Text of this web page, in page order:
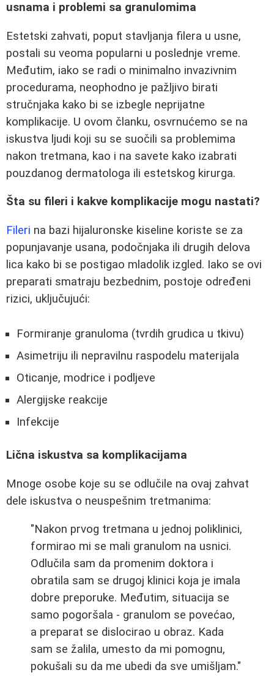
usnama i problemi sa granulomima
Estetski zahvati, poput stavljanja filera u usne,
postali su veoma popularni u poslednje vreme.
Međutim, iako se radi o minimalno invazivnim
procedurama, neophodno je pažljivo birati
stručnjaka kako bi se izbegle neprijatne
komplikacije. U ovom članku, osvrnućemo se na
iskustva ljudi koji su se suočili sa problemima
nakon tretmana, kao i na savete kako izabrati
pouzdanog dermatologa ili estetskog kirurga.
Šta su fileri i kakve komplikacije mogu nastati?
Fileri na bazi hijaluronske kiseline koriste se za
popunjavanje usana, podočnjaka ili drugih delova
lica kako bi se postigao mladolik izgled. Iako se ovi
preparati smatraju bezbednim, postoje određeni
rizici, uključujući:
Formiranje granuloma (tvrdih grudica u tkivu)
Asimetriju ili nepravilnu raspodelu materijala
Oticanje, modrice i podljeve
Alergijske reakcije
Infekcije
Lična iskustva sa komplikacijama
Mnoge osobe koje su se odlučile na ovaj zahvat
dele iskustva o neuspešnim tretmanima:
"Nakon prvog tretmana u jednoj poliklinici,
formirao mi se mali granulom na usnici.
Odlučila sam da promenim doktora i
obratila sam se drugoj klinici koja je imala
dobre preporuke. Međutim, situacija se
samo pogoršala - granulom se povećao,
a preparat se dislocirao u obraz. Kada
sam se žalila, umesto da mi pomognu,
pokušali su da me ubedi da sve umišljam."